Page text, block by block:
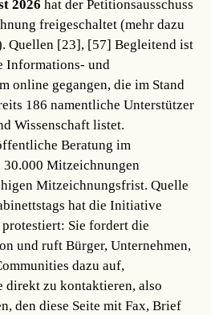
2026 hat der Petitionsausschuss
freigeschaltet (mehr dazu
Quellen [23], [57] Begleitend ist
Informations- und
online gegangen, die im Stand
186 namentliche Unterstützer
Wissenschaft listet.
Beratung im
30.000 Mitzeichnungen
Mitzeichnungsfrist.Quelle
hat die Initiative
Sie fordert die
und ruft Bürger, Unternehmen,
dazu auf,
direkt zu kontaktieren, also
den diese Seite mit Fax, Brief